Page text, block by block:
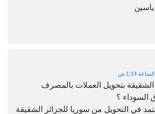
بتحويل العملات بالمصرف
السوداء ؟
في التحويل من سوريا للجزائر الشقيقة